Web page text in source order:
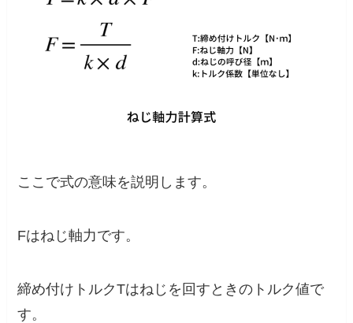
ここで式の意味を説明します。
Fはねじ軸力です。
締め付けトルクTはねじを回すときのトルク値で
す。